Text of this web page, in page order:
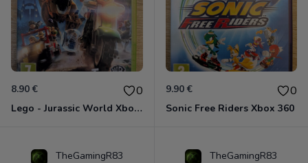
8.90 € 0
Lego - Jurassic World Xbox 360
9.90 € 0
Sonic Free Riders Xbox 360
TheGamingR83 TheGamingR83